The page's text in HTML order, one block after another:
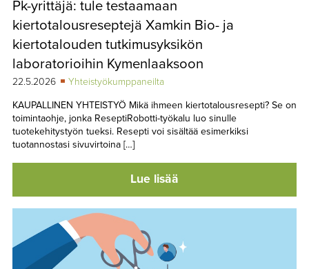
TAPAHTUMAT
YHTEYSTIEDOT
Pk-yrittäjä: tule testaamaan
kiertotalousreseptejä Xamkin Bio- ja
kiertotalouden tutkimusyksikön
laboratorioihin Kymenlaaksoon
22.5.2026
Yhteistyökumppaneilta
KAUPALLINEN YHTEISTYÖ Mikä ihmeen kiertotalousresepti? Se on
toimintaohje, jonka ReseptiRobotti-työkalu luo sinulle
tuotekehitystyön tueksi. Resepti voi sisältää esimerkiksi
tuotannostasi sivuvirtoina […]
Lue lisää